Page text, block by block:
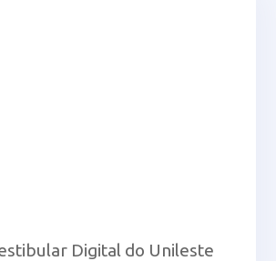
Digital do Unileste